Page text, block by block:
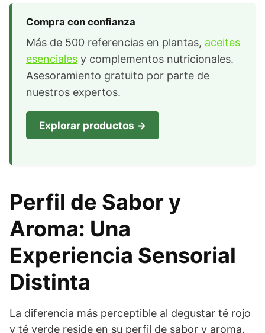
Compra con confianza
Más de 500 referencias en plantas, aceites
esenciales y complementos nutricionales.
Asesoramiento gratuito por parte de
nuestros expertos.
Explorar productos →
Perfil de Sabor y
Aroma: Una
Experiencia Sensorial
Distinta
La diferencia más perceptible al degustar té rojo
y té verde reside en su perfil de sabor y aroma.